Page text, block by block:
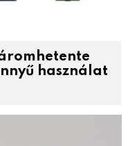
használat